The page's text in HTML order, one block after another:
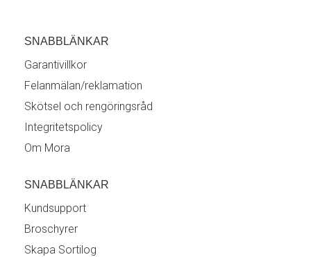
SNABBLÄNKAR
Garantivillkor
Felanmälan/reklamation
Skötsel och rengöringsråd
Integritetspolicy
Om Mora
SNABBLÄNKAR
Kundsupport
Broschyrer
Skapa Sortilog